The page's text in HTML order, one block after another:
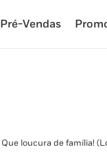
Pré-Vendas
Que loucura de família!